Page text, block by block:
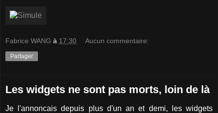
Fabrice WANG à 17:30 Aucun commentaire:
Partager
Les widgets ne sont pas morts, loin de là
Je l'annoncais depuis plus d'un an et demi, les widgets